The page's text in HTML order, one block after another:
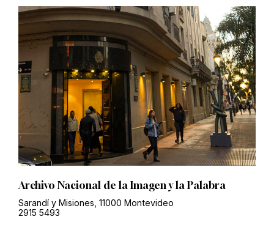
Archivo Nacional de la Imagen y la Palabra
Sarandí y Misiones, 11000 Montevideo
2915 5493